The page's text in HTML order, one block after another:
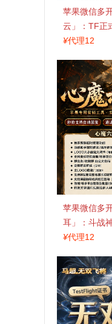
苹果微信多
云」：TF正
包，7天退换
¥代理12
苹果微信多
耳」：斗战
认准拍拍卡
¥代理12